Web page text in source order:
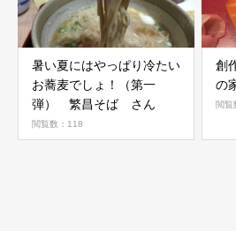
暑い夏にはやっぱり冷たい
お蕎麦でしょ！（第一
弾） 繁昌そば さん
閲覧数：118
創
の
閲覧